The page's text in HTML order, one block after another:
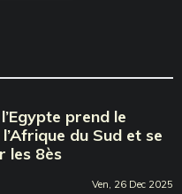
prend le
du Sud et se
les 8ès
Ven, 26 Dec 2025